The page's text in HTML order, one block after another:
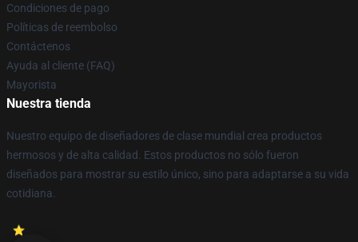
Condiciones de pago
Políticas de reembolso
Contáctenos
Ayuda al cliente (FAQ)
Mayorista
Nuestra tienda
Nuestro equipo de diseñadores de clase mundial crea productos
hermosos y de alta calidad. Estos productos no sólo fueron
diseñados para mostrar su estilo único, sino para adaptarse a su vida
cotidiana.